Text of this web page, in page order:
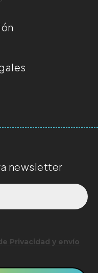
newsletter
Privacidad y envío